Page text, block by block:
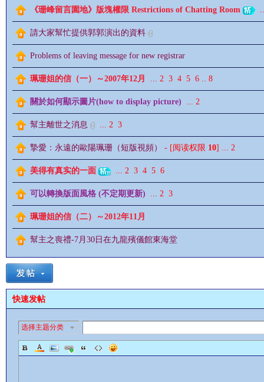
《珊峰留言園地》版塊權限 Restrictions of Chatting Room
請大家幫忙提供郭郭演出的資料
Problems of leaving message for new registrar
珮珊姐的信（一）～2007年12月 ... 2 3 4 5 6 .. 8
關於如何顯示圖片(how to display picture) ... 2
幫主離世之消息 ... 2 3
摯愛：永遠的歐陽珮珊（短版視頻） - [阅读权限 10] ... 2
美得有真实的一面 ... 2 3 4 5 6
可以轉換版面風格 (不定期更新) ... 2 3
珮珊姐的信（二）～2012年11月
幫主之喪禮-7月30日在九龍殯儀館東海堂
快速发帖
选择主题分类